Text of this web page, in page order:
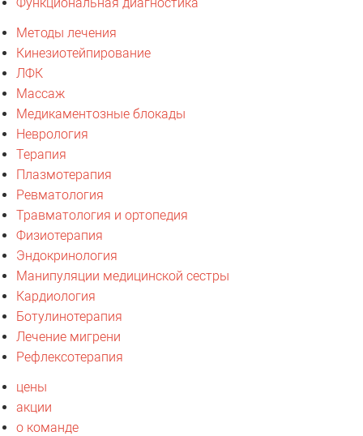
Методы лечения
Кинезиотейпирование
ЛФК
Массаж
Медикаментозные блокады
Неврология
Терапия
Плазмотерапия
Ревматология
Травматология и ортопедия
Физиотерапия
Эндокринология
Манипуляции медицинской сестры
Кардиология
Ботулинотерапия
Лечение мигрени
Рефлексотерапия
цены
акции
о команде